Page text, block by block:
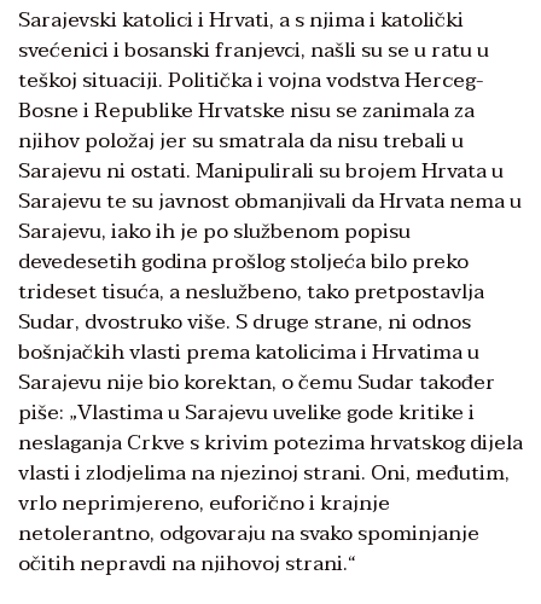
Sarajevski katolici i Hrvati, a s njima i katolički
svećenici i bosanski franjevci, našli su se u ratu u
teškoj situaciji. Politička i vojna vodstva Herceg-
Bosne i Republike Hrvatske nisu se zanimala za
njihov položaj jer su smatrala da nisu trebali u
Sarajevu ni ostati. Manipulirali su brojem Hrvata u
Sarajevu te su javnost obmanjivali da Hrvata nema u
Sarajevu, iako ih je po službenom popisu
devedesetih godina prošlog stoljeća bilo preko
trideset tisuća, a neslužbeno, tako pretpostavlja
Sudar, dvostruko više. S druge strane, ni odnos
bošnjačkih vlasti prema katolicima i Hrvatima u
Sarajevu nije bio korektan, o čemu Sudar također
piše: „Vlastima u Sarajevu uvelike gode kritike i
neslaganja Crkve s krivim potezima hrvatskog dijela
vlasti i zlodjelima na njezinoj strani. Oni, međutim,
vrlo neprimjereno, euforično i krajnje
netolerantno, odgovaraju na svako spominjanje
očitih nepravdi na njihovoj strani.“